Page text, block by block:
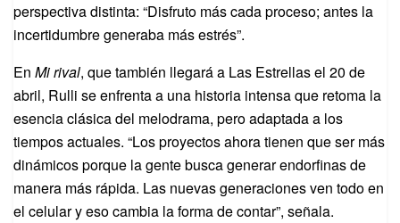
perspectiva distinta: “Disfruto más cada proceso; antes la
incertidumbre generaba más estrés”.
En Mi rival, que también llegará a Las Estrellas el 20 de
abril, Rulli se enfrenta a una historia intensa que retoma la
esencia clásica del melodrama, pero adaptada a los
tiempos actuales. “Los proyectos ahora tienen que ser más
dinámicos porque la gente busca generar endorfinas de
manera más rápida. Las nuevas generaciones ven todo en
el celular y eso cambia la forma de contar”, señala.